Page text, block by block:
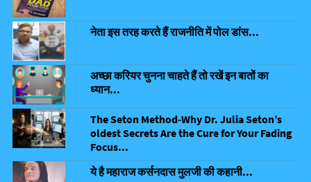
नेता इस तरह करते हैं राजनीति में पोल डांस...
अच्छा करियर चुनना चाहते हैं तो रखें इन बातों का
ध्यान...
The Seton Method-Why Dr. Julia Seton’s
oldest Secrets Are the Cure for Your Fading
Focus...
ये है महाराज कर्सनदास मुलजी की कहानी...